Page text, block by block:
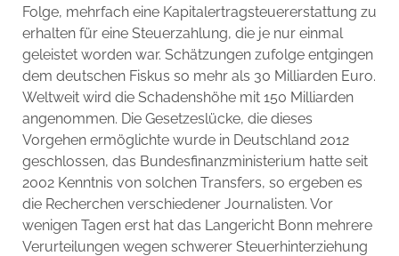
Folge, mehrfach eine Kapitalertragsteuererstattung zu
erhalten für eine Steuerzahlung, die je nur einmal
geleistet worden war. Schätzungen zufolge entgingen
dem deutschen Fiskus so mehr als 30 Milliarden Euro.
Weltweit wird die Schadenshöhe mit 150 Milliarden
angenommen. Die Gesetzeslücke, die dieses
Vorgehen ermöglichte wurde in Deutschland 2012
geschlossen, das Bundesfinanzministerium hatte seit
2002 Kenntnis von solchen Transfers, so ergeben es
die Recherchen verschiedener Journalisten. Vor
wenigen Tagen erst hat das Langericht Bonn mehrere
Verurteilungen wegen schwerer Steuerhinterziehung